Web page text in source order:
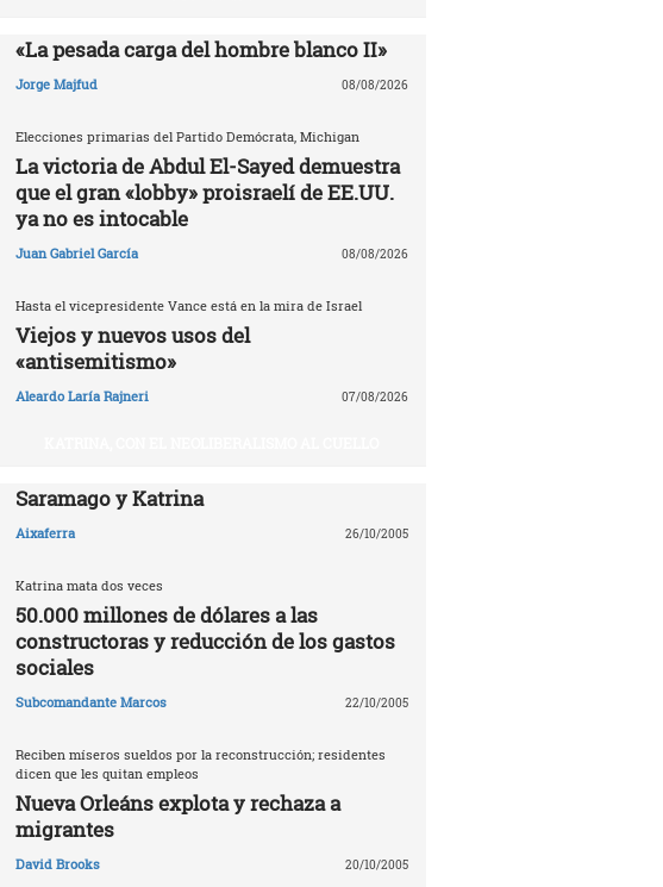
«La pesada carga del hombre blanco II»
Jorge Majfud 08/08/2026
Elecciones primarias del Partido Demócrata, Michigan
La victoria de Abdul El-Sayed demuestra
que el gran «lobby» proisraelí de EE.UU.
ya no es intocable
Juan Gabriel García 08/08/2026
Hasta el vicepresidente Vance está en la mira de Israel
Viejos y nuevos usos del
«antisemitismo»
Aleardo Laría Rajneri 07/08/2026
Saramago y Katrina
Aixaferra 26/10/2005
Katrina mata dos veces
50.000 millones de dólares a las
constructoras y reducción de los gastos
sociales
Subcomandante Marcos 22/10/2005
Reciben míseros sueldos por la reconstrucción; residentes
dicen que les quitan empleos
Nueva Orleáns explota y rechaza a
migrantes
David Brooks 20/10/2005